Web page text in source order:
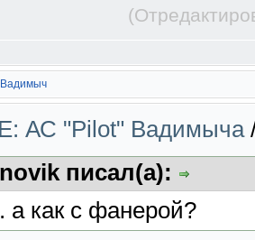
Вадимыч
АС "Pilot" Вадимыча
novik писал(а):
. а как с фанерой?